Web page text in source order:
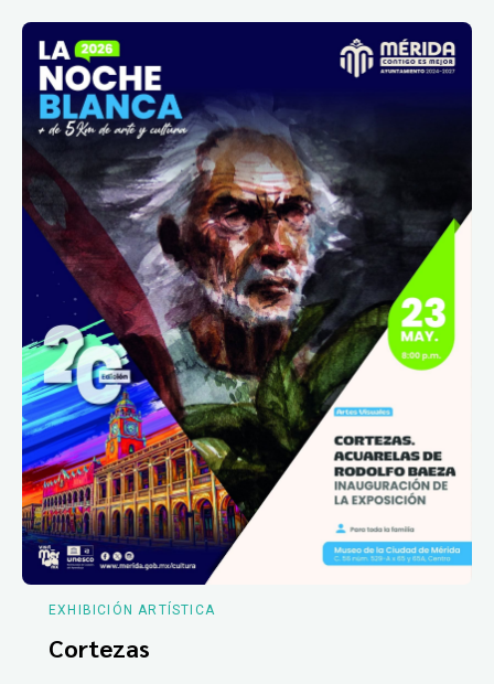
EXHIBICIÓN ARTÍSTICA
Cortezas